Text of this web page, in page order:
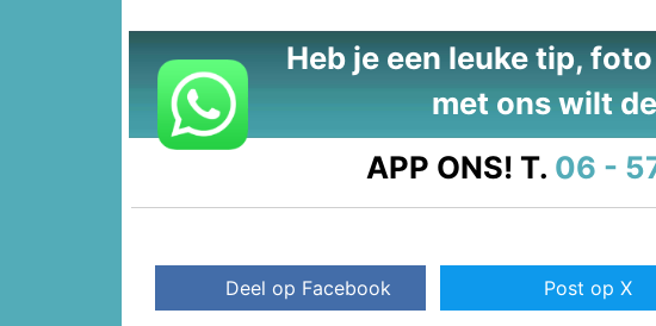
Heb je een leuke tip,
met ons wilt
APP ONS! T. 06 -
Deel op Facebook Post op X